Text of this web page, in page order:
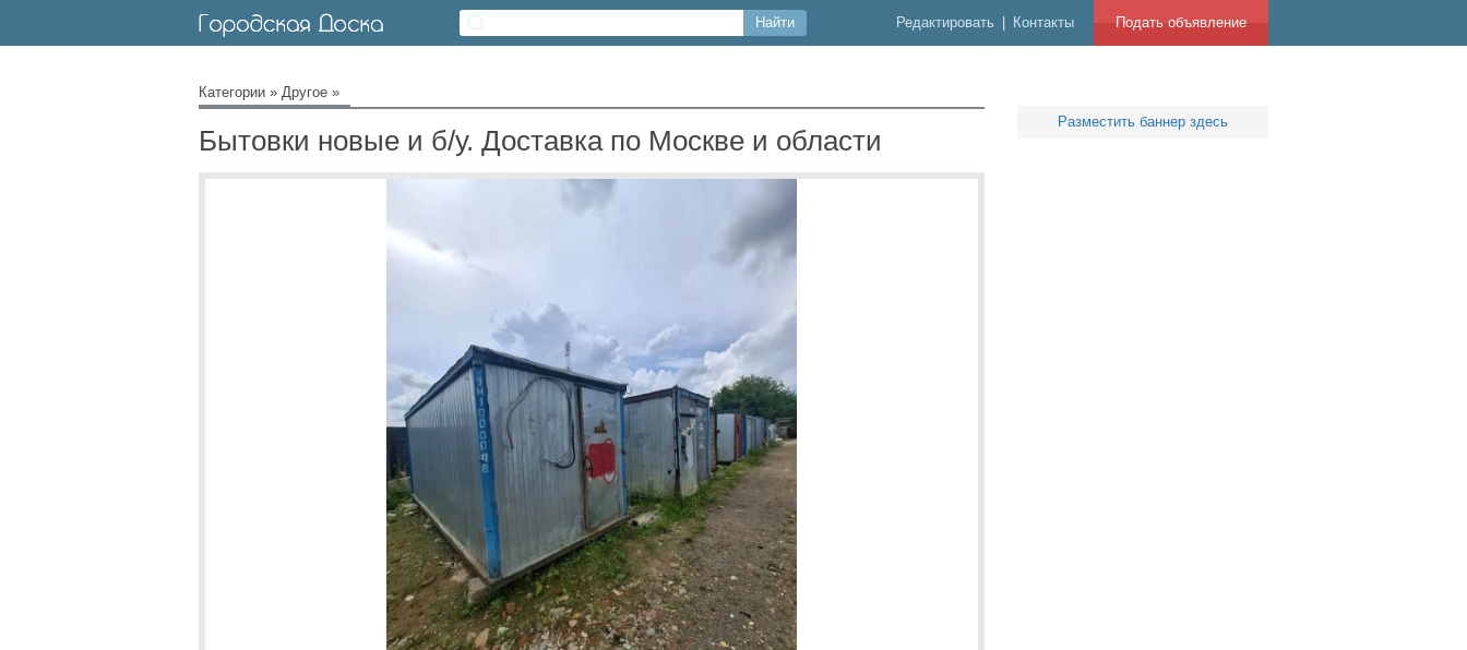
Подать объявление
Редактировать Контакты
Категории » Другое »
Бытовки новые и б/у. Доставка по Москве и области
Разместить баннер здесь